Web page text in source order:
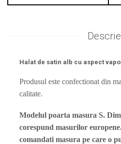
Halat de satin alb cu aspect
Produsul este confectionat din
calitate.
Modelul poarta masura S.
corespund masurilor
comandati masura pe care o